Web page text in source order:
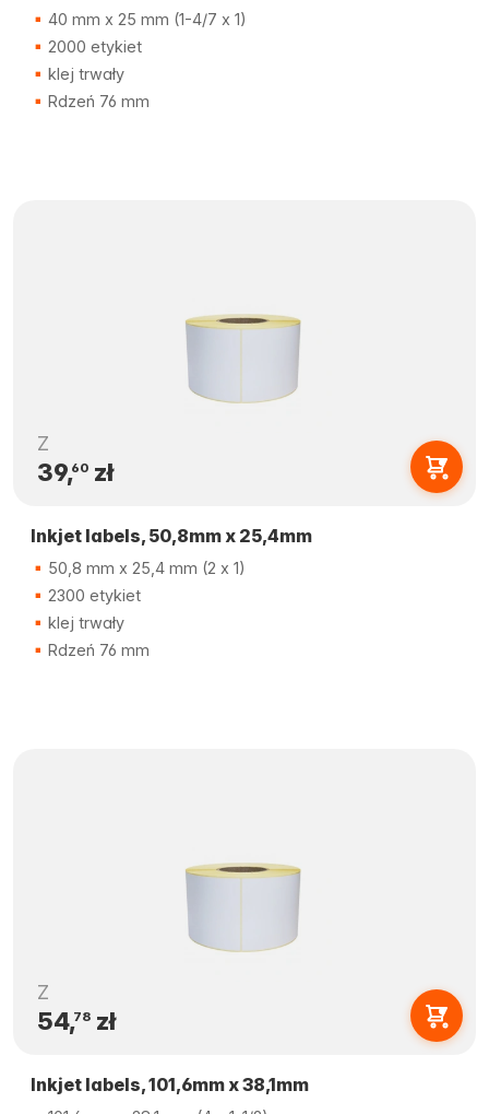
40 mm x 25 mm (1-4/7 x 1)
2000 etykiet
klej trwały
Rdzeń 76 mm
Z
39,60zł
Inkjet labels, 50,8mm x 25,4mm
50,8 mm x 25,4 mm (2 x 1)
2300 etykiet
klej trwały
Rdzeń 76 mm
Z
54,78zł
Inkjet labels, 101,6mm x 38,1mm